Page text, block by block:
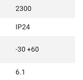
2300
IP24
-30 +60
6.1